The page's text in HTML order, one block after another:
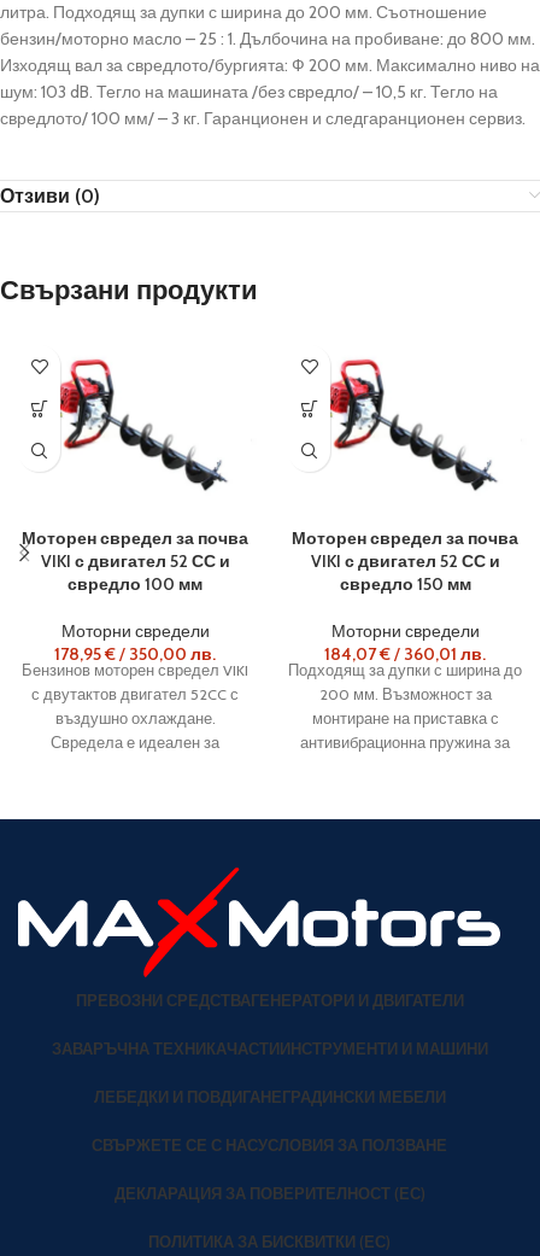
литра. Подходящ за дупки с ширина до 200 мм. Съотношение
бензин/моторно масло – 25 : 1. Дълбочина на пробиване: до 800 мм.
Изходящ вал за свредлото/бургията: Ф 200 мм. Максимално ниво на
шум: 103 dB. Тегло на машината /без свредло/ – 10,5 кг. Тегло на
свредлото/ 100 мм/ – 3 кг. Гаранционен и следгаранционен сервиз.
Отзиви (0)
Свързани продукти
Моторен свредел за почва
VIKI с двигател 52 СС и
свредло 100 мм
Моторни свредели
178,95€/ 350,00 лв.
Бензинов моторен свредел VIKI
с двутактов двигател 52CC с
въздушно охлаждане.
Свредела е идеален за
Моторен свредел за почва
VIKI с двигател 52 СС и
свредло 150 мм
Моторни свредели
184,07€/ 360,01 лв.
Подходящ за дупки с ширина до
200 мм. Възможност за
монтиране на приставка с
антивибрационна пружина за
ПРЕВОЗНИ СРЕДСТВАГЕНЕРАТОРИ И ДВИГАТЕЛИ
ЗАВАРЪЧНА ТЕХНИКАЧАСТИИНСТРУМЕНТИ И МАШИНИ
ЛЕБЕДКИ И ПОВДИГАНЕГРАДИНСКИ МЕБЕЛИ
СВЪРЖЕТЕ СЕ С НАСУСЛОВИЯ ЗА ПОЛЗВАНЕ
ДЕКЛАРАЦИЯ ЗА ПОВЕРИТЕЛНОСТ (ЕС)
ПОЛИТИКА ЗА БИСКВИТКИ (ЕС)